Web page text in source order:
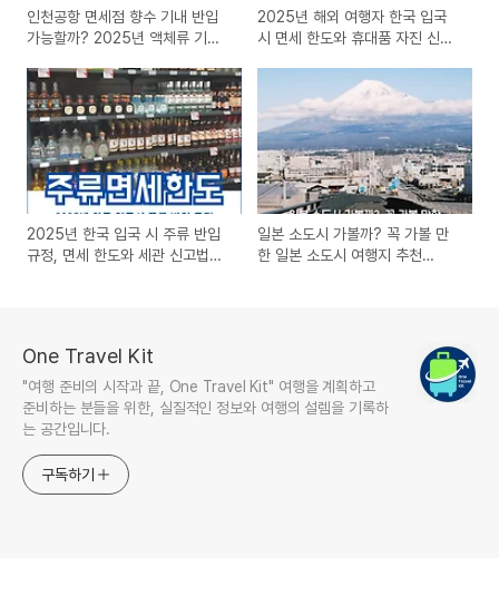
인천공항 면세점 향수 기내 반입
가능할까? 2025년 액체류 기내
2025년 해외 여행자 한국 입국
시 면세 한도와 휴대품 자진 신고
2025년 한국 입국 시 주류 반입
규정, 면세 한도와 세관 신고법까
일본 소도시 가볼까? 꼭 가볼 만
한 일본 소도시 여행지 추천
One Travel Kit
"여행 준비의 시작과 끝, One Travel Kit" 여행을 계획하고
준비하는 분들을 위한, 실질적인 정보와 여행의 설렘을 기록하
는 공간입니다.
구독하기